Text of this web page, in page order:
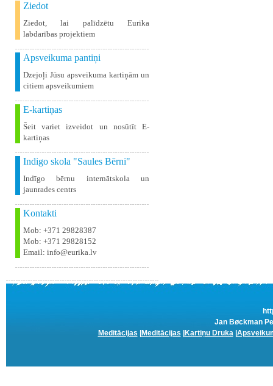
Ziedot
Ziedot, lai palīdzētu Eurika
labdarības projektiem
Apsveikuma pantiņi
Dzejoļi Jūsu apsveikuma kartiņām un
citiem apsveikumiem
E-kartiņas
Šeit variet izveidot un nosūtīt E-
kartiņas
Indigo skola "Saules Bērni"
Indīgo bērnu internātskola un
jaunrades centrs
Kontakti
Mob: +371 29828387
Mob: +371 29828152
Email: info@eurika.lv
Jan Bøckman
Meditācijas
Meditācijas Kartiņu Druka|